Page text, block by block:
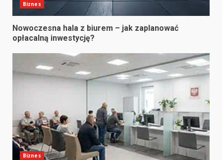
Biznes
Nowoczesna hala z biurem – jak zaplanować
opłacalną inwestycję?
Biznes